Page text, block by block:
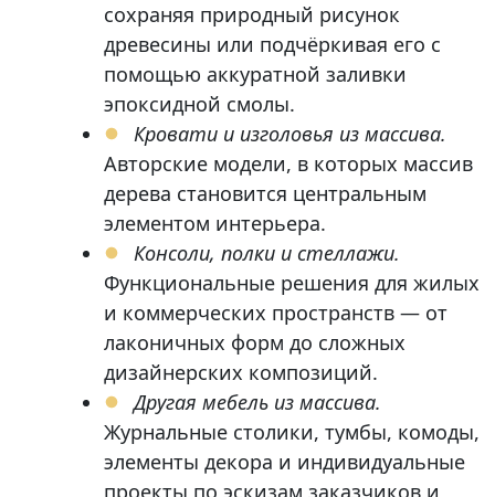
сохраняя природный рисунок
древесины или подчёркивая его с
помощью аккуратной заливки
эпоксидной смолы.
Кровати и изголовья из массива.
Авторские модели, в которых массив
дерева становится центральным
элементом интерьера.
Консоли, полки и стеллажи.
Функциональные решения для жилых
и коммерческих пространств — от
лаконичных форм до сложных
дизайнерских композиций.
Другая мебель из массива.
Журнальные столики, тумбы, комоды,
элементы декора и индивидуальные
проекты по эскизам заказчиков и